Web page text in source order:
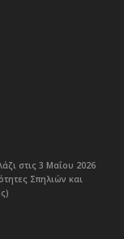
στις 3 Μαΐου 2026
Σπηλιών και